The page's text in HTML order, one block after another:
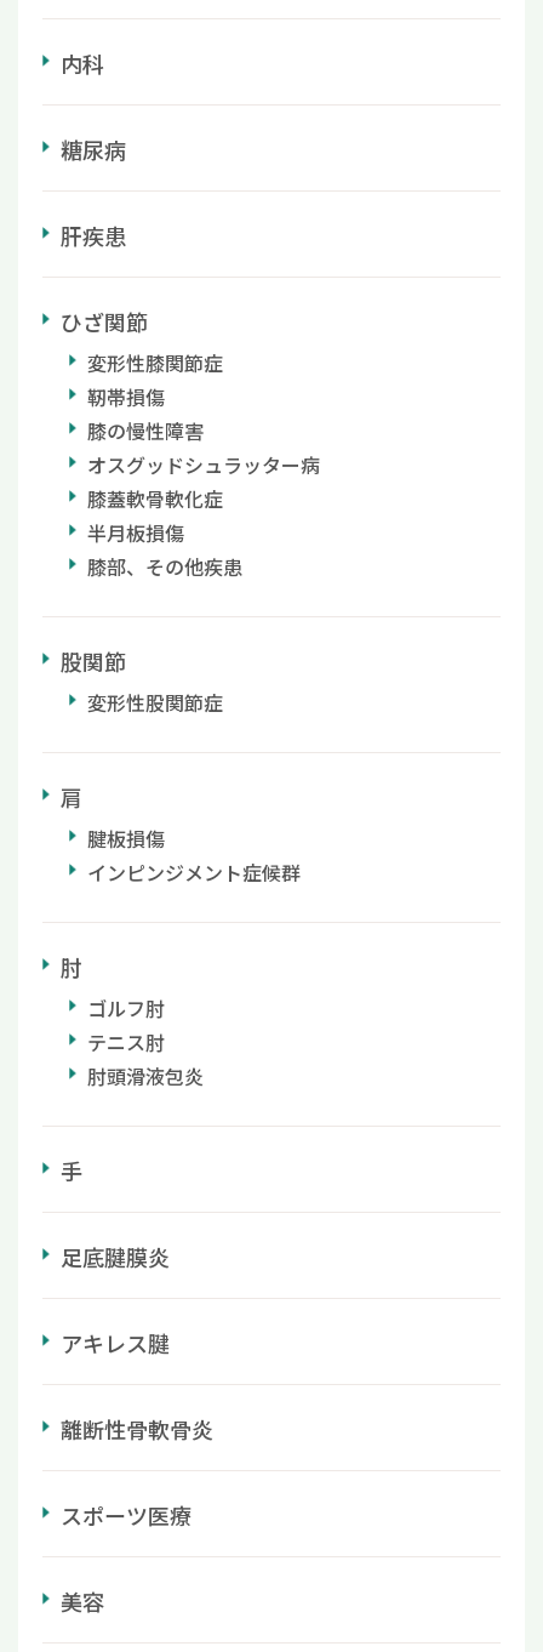
内科
糖尿病
肝疾患
ひざ関節
変形性膝関節症
靭帯損傷
膝の慢性障害
オスグッドシュラッター病
膝蓋軟骨軟化症
半月板損傷
膝部、その他疾患
股関節
変形性股関節症
肩
腱板損傷
インピンジメント症候群
肘
ゴルフ肘
テニス肘
肘頭滑液包炎
手
足底腱膜炎
アキレス腱
離断性骨軟骨炎
スポーツ医療
美容